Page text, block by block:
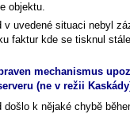
objektu.
v uvedené situaci nebyl
faktur kde se tisknul
mechanismus
(ne v režii
došlo k nějaké chybě